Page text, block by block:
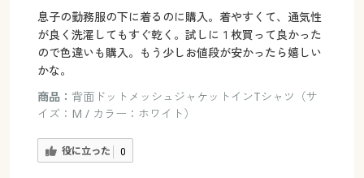
息子の勤務服の下に着るのに購入。着やすくて、通気性
が良く洗濯してもすぐ乾く。試しに１枚買って良かった
ので色違いも購入。もう少しお値段が安かったら嬉しい
かな。
商品： 背面ドットメッシュジャケットインTシャツ（サ
イズ：M / カラー：ホワイト）
役に立った 0